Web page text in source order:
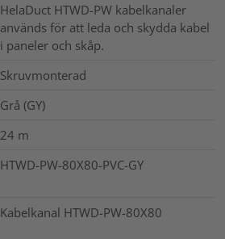
HelaDuct HTWD-PW kabelkanaler
används för att leda och skydda kabel
i paneler och skåp.
Skruvmonterad
Grå (GY)
24 m
HTWD-PW-80X80-PVC-GY
Kabelkanal HTWD-PW-80X80